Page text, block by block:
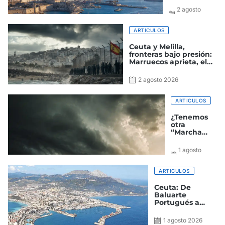
2 agosto
ARTICULOS
Ceuta y Melilla,
fronteras bajo presión:
Marruecos aprieta, el
España paga el precio
2 agosto 2026
ARTICULOS
¿Tenemos
otra
“Marcha
vista?
1 agosto
ARTICULOS
Ceuta: De
Baluarte
Portugués a
Autónoma
1 agosto 2026